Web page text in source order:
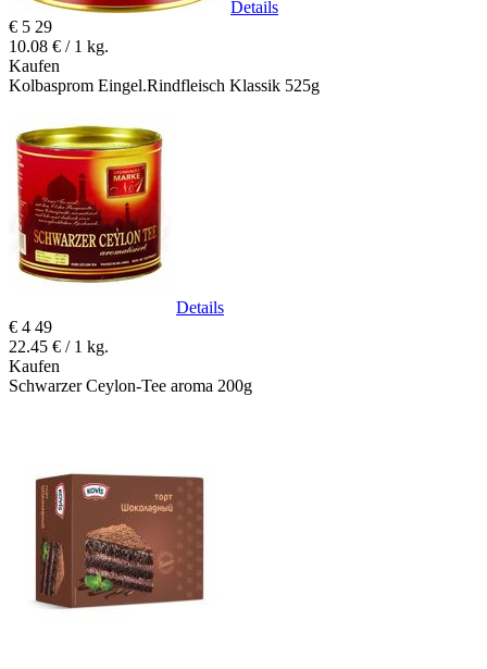
Details
€ 5 29
10.08 € / 1 kg.
Kaufen
Kolbasprom Eingel.Rindfleisch Klassik 525g
Details
€ 4 49
22.45 € / 1 kg.
Kaufen
Schwarzer Ceylon-Tee aroma 200g